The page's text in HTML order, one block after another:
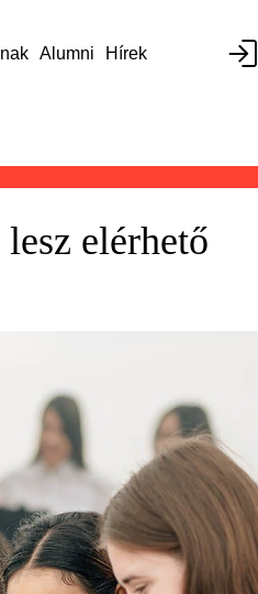
Alumni Hírek
elérhető